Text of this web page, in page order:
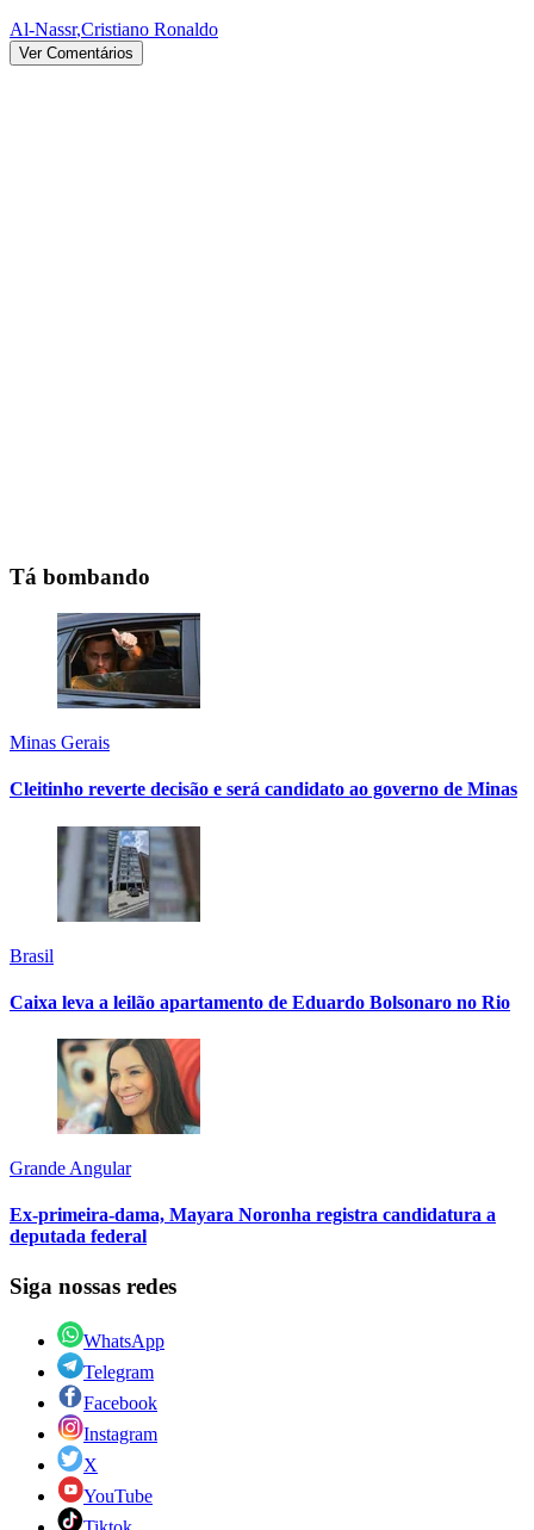
Al-Nassr,Cristiano Ronaldo
Ver Comentários
Tá bombando
Minas Gerais
Cleitinho reverte decisão e será candidato ao governo de Minas
Brasil
Caixa leva a leilão apartamento de Eduardo Bolsonaro no Rio
Grande Angular
Ex-primeira-dama, Mayara Noronha registra candidatura a
deputada federal
Siga nossas redes
WhatsApp
Telegram
Facebook
Instagram
X
YouTube